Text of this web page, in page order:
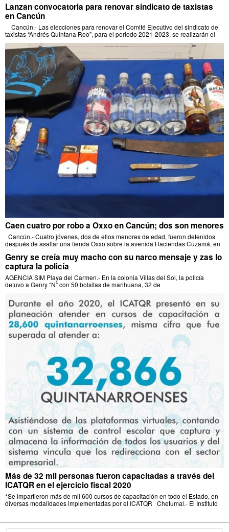
Lanzan convocatoria para renovar sindicato de taxistas
en Cancún
Cancún.- Las elecciones para renovar el Comité Ejecutivo del sindicato de
taxistas “Andrés Quintana Roo”, para el periodo 2021-2023, se realizarán el
Caen cuatro por robo a Oxxo en Cancún; dos son menores
Cancún.- Cuatro jóvenes, dos de ellos menores de edad, fueron detenidos
después de asaltar una tienda Oxxo sobre la avenida Haciendas Cuzamá, en
Genry se creía muy macho con su narco mensaje y zas lo
captura la policía
AGENCIA SIM Playa del Carmen.- En la colonia Villas del Sol, la policía
detuvo a Genry “N” con 50 bolsitas de marihuana, 32 de
Más de 32 mil personas fueron capacitadas a través del
ICATQR en el ejercicio fiscal 2020
*Se impartieron más de mil 600 cursos de capacitación en todo el Estado, en
diversas modalidades implementadas por el ICATQR Chetumal.- El Instituto